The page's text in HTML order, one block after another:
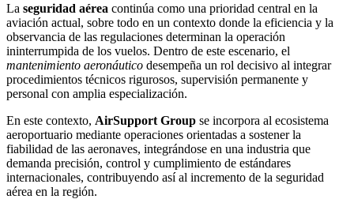
La seguridad aérea continúa como una prioridad central en la
aviación actual, sobre todo en un contexto donde la eficiencia y la
observancia de las regulaciones determinan la operación
ininterrumpida de los vuelos. Dentro de este escenario, el
mantenimiento aeronáutico desempeña un rol decisivo al integrar
procedimientos técnicos rigurosos, supervisión permanente y
personal con amplia especialización.
En este contexto, AirSupport Group se incorpora al ecosistema
aeroportuario mediante operaciones orientadas a sostener la
fiabilidad de las aeronaves, integrándose en una industria que
demanda precisión, control y cumplimiento de estándares
internacionales, contribuyendo así al incremento de la seguridad
aérea en la región.